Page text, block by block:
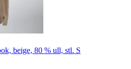
beige, 80 % ull, stl. S